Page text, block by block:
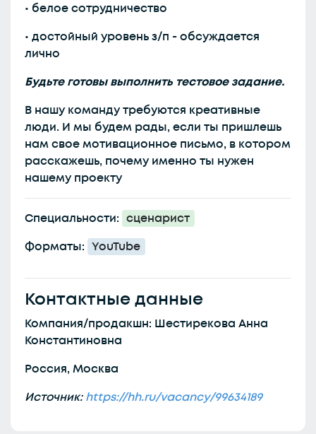
• белое сотрудничество
• достойный уровень з/п - обсуждается
лично
Будьте готовы выполнить тестовое задание.
В нашу команду требуются креативные
люди. И мы будем рады, если ты пришлешь
нам свое мотивационное письмо, в котором
расскажешь, почему именно ты нужен
нашему проекту
Специальности: сценарист
Форматы: YouTube
Контактные данные
Компания/продакшн: Шестирекова Анна
Константиновна
Россия, Москва
Источник:https://hh.ru/vacancy/99634189